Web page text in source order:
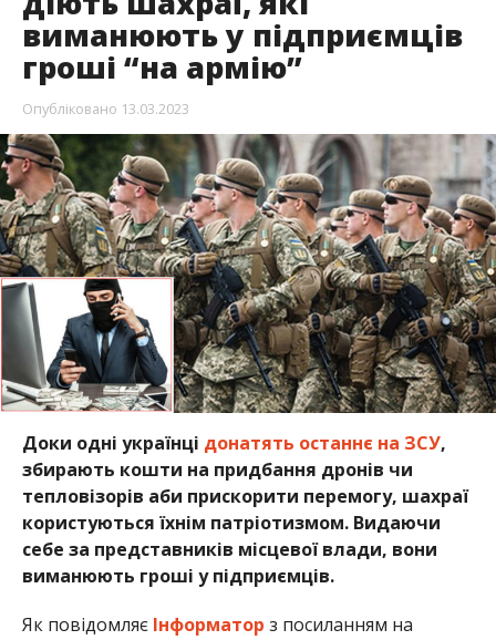
виманюють у підприємців
гроші “на армію”
Опубліковано 13.03.2023
Доки одні українці донатять останнє на ЗСУ,
збирають кошти на придбання дронів чи
тепловізорів аби прискорити перемогу, шахраї
користуються їхнім патріотизмом. Видаючи
себе за представників місцевої влади, вони
виманюють гроші у підприємців.
Як повідомляє Інформатор з посиланням на